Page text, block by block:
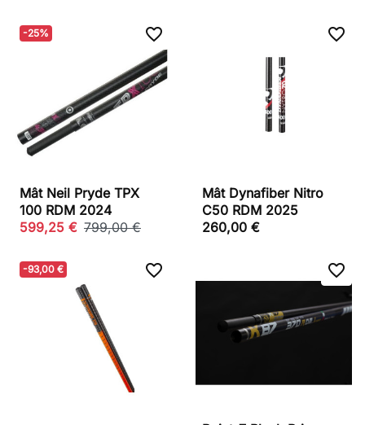
-25% favorite_border
Mât Neil Pryde TPX
100 RDM 2024
599,25 € 799,00 €
favorite_border
Mât Dynafiber Nitro
C50 RDM 2025
260,00 €
-93,00 € favorite_border favorite_border